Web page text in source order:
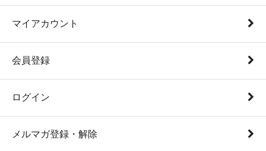
マイアカウント
会員登録
ログイン
メルマガ登録・解除